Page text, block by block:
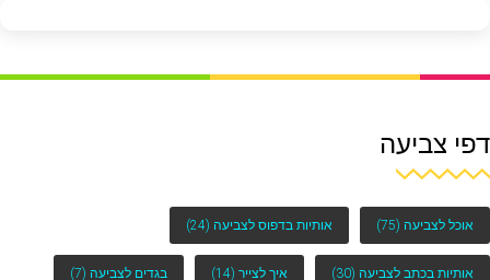
דפי צביעה
אוכל לצביעה (75) אותיות בדפוס לצביעה (24)
אותיות בכתב לצביעה (30) איך לצייר (14) בגדים לצביעה (7)